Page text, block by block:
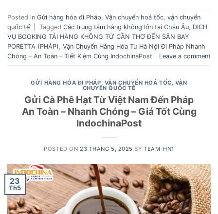
Posted in Gửi hàng hóa đi Pháp Vận chuyển hoả tốc vận chuyển
quốc tế
Tagged Các trung tâm hàng không lớn tại Châu Âu DỊCH
VỤ BOOKING TẢI HÀNG KHÔNG TỪ CẦN THƠ ĐẾN SÂN BAY
PORETTA (PHÁP) Vận Chuyển Hàng Hóa Từ Hà Nội Đi Pháp Nhanh
Chóng – An Toàn – Tiết Kiệm Cùng IndochinaPost
Leave a comment
GỬI HÀNG HÓA ĐI PHÁP, VẬN CHUYỂN HOẢ TỐC, VẬN
CHUYỂN QUỐC TẾ
Gửi Cà Phê Hạt Từ Việt Nam Đến Pháp
An Toàn – Nhanh Chóng – Giá Tốt Cùng
IndochinaPost
POSTED ON 23 THÁNG 5, 2025 BYTEAM_HN1
23
Th5